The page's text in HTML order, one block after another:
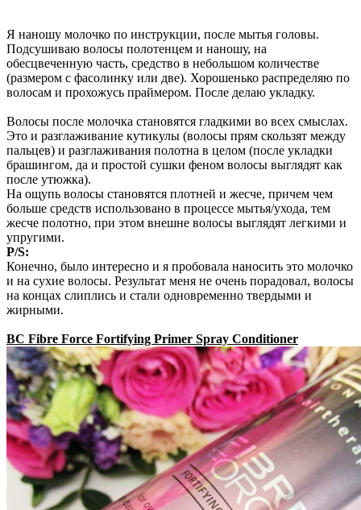
Я наношу молочко по инструкции, после мытья головы.
Подсушиваю волосы полотенцем и наношу, на
обесцвеченную часть, средство в небольшом количестве
(размером с фасолинку или две). Хорошенько распределяю по
волосам и прохожусь праймером. После делаю укладку.
Волосы после молочка становятся гладкими во всех смыслах.
Это и разглаживание кутикулы (волосы прям скользят между
пальцев) и разглаживания полотна в целом (после укладки
брашингом, да и простой сушки феном волосы выглядят как
после утюжка).
На ощупь волосы становятся плотней и жесче, причем чем
больше средств использовано в процессе мытья/ухода, тем
жесче полотно, при этом внешне волосы выглядят легкими и
упругими.
P/S:
Конечно, было интересно и я пробовала наносить это молочко
и на сухие волосы. Результат меня не очень порадовал, волосы
на концах слиплись и стали одновременно твердыми и
жирными.
BC Fibre Force Fortifying Primer Spray Conditioner